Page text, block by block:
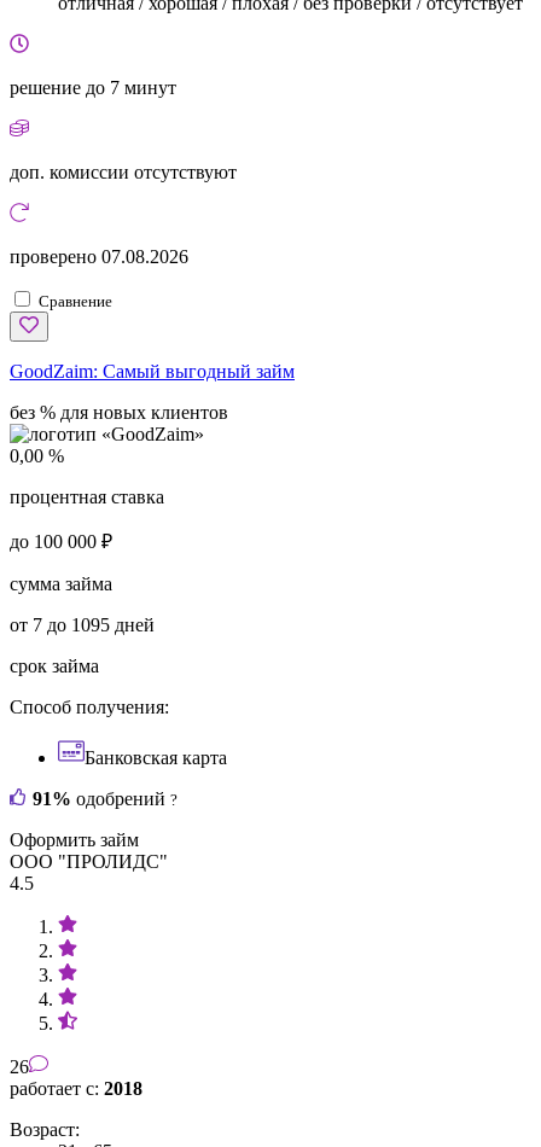
решение до 7 минут
доп. комиссии отсутствуют
проверено 07.08.2026
Сравнение
GoodZaim: Самый выгодный займ
без % для новых клиентов
0,00 %
процентная ставка
до 100 000 ₽
сумма займа
от 7 до 1095 дней
срок займа
Способ получения:
Банковская карта
91% одобрений ?
Оформить займ
ООО "ПРОЛИДС"
4.5
26
работает с: 2018
Возраст: